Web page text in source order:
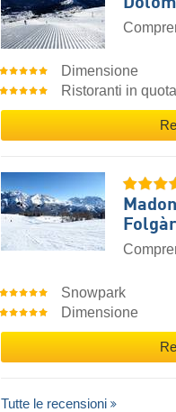
Dimensione
Ristoranti in
Snowpark
Dimensione
Tutte le recensioni